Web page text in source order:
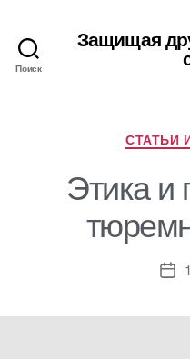
Поиск
Защищая
СТАТЬИ
Этика и